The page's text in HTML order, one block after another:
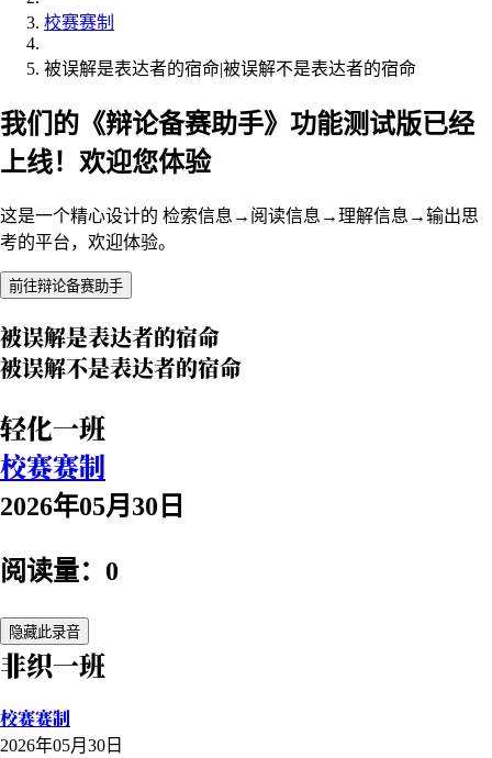
校赛赛制
被误解是表达者的宿命|被误解不是表达者的宿命
我们的《辩论备赛助手》功能测试版已经
上线！欢迎您体验
这是一个精心设计的 检索信息→阅读信息→理解信息→输出思
考的平台，欢迎体验。
前往辩论备赛助手
被误解是表达者的宿命
被误解不是表达者的宿命
轻化一班
校赛赛制
2026年05月30日
阅读量：0
隐藏此录音
非织一班
校赛赛制
2026年05月30日